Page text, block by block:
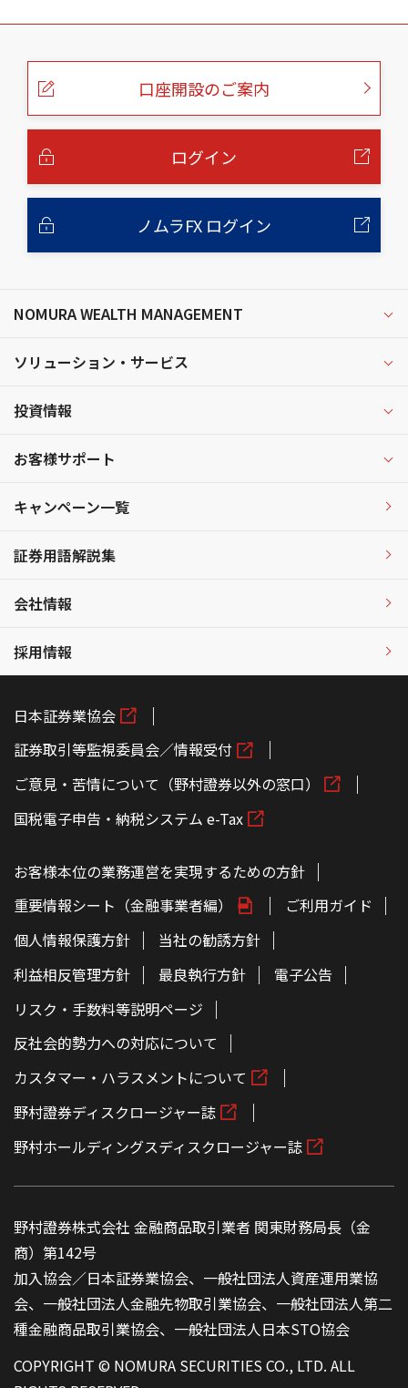
こ
口座開設のご案内
ログイン
ノムラFX ログイン
NOMURA WEALTH MANAGEMENT
ソリューション・サービス
投資情報
お客様サポート
キャンペーン一覧
証券用語解説集
会社情報
採用情報
日本証券業協会
証券取引等監視委員会／情報受付
ご意見・苦情について（野村證券以外の窓口）
国税電子申告・納税システム e-Tax
お客様本位の業務運営を実現するための方針
重要情報シート（金融事業者編）
ご利用ガイド
個人情報保護方針
当社の勧誘方針
利益相反管理方針
最良執行方針
電子公告
リスク・手数料等説明ページ
反社会的勢力への対応について
カスタマー・ハラスメントについて
野村證券ディスクロージャー誌
野村ホールディングスディスクロージャー誌
野村證券株式会社 金融商品取引業者 関東財務局長（金
商）第142号
加入協会／日本証券業協会、一般社団法人資産運用業協
会、一般社団法人金融先物取引業協会、一般社団法人第二
種金融商品取引業協会、一般社団法人日本STO協会
COPYRIGHT © NOMURA SECURITIES CO., LTD. ALL